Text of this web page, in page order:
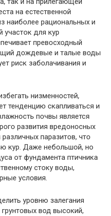
на естественной
наиболее рациональных и
участок для кур
превосходный
дождевые и талые воды
риск заболачивания и
низменностей,
тенденцию скапливаться и
почвы является
развития вредоносных
паразитов, что
кур. Даже небольшой, но
от фундамента птичника
стоку воды,
условия.
уровню залегания
вод высокий,